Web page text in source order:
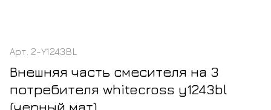
Арт. 2-Y1243BL
Внешняя часть смесителя на 3
потребителя whitecross y1243bl